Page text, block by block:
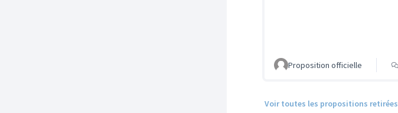
Proposition officielle
Voir toutes les propositions retirées